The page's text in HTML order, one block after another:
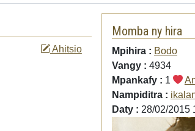
Ahitsio
Momba ny hira
Mpihira : Bodo
Vangy : 4934
Mpankafy : 1
Nampiditra :
Daty : 28/02/2015